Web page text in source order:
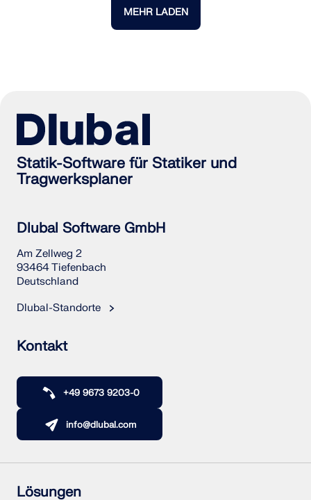
MEHR LADEN
Statik-Software für Statiker und
Tragwerksplaner
Dlubal Software GmbH
Am Zellweg 2
93464 Tiefenbach
Deutschland
Dlubal-Standorte
Kontakt
+49 9673 9203-0
info@dlubal.com
Lösungen